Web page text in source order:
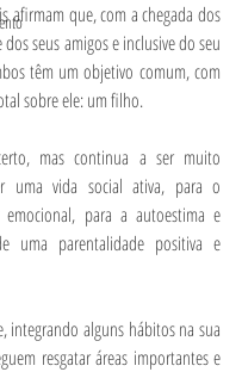
afirmam que, com a chegada dos
seus amigos e inclusive do seu
têm um objetivo comum, com
sobre ele: um filho.
mas continua a ser muito
uma vida social ativa, para o
emocional, para a autoestima e
uma parentalidade positiva e
integrando alguns hábitos na sua
resgatar áreas importantes e